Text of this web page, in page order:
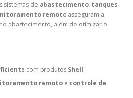
sistemas de abastecimento, tanques
remoto asseguram a
no abastecimento, além de otimizar o
com produtos Shell.
remotoe controle de